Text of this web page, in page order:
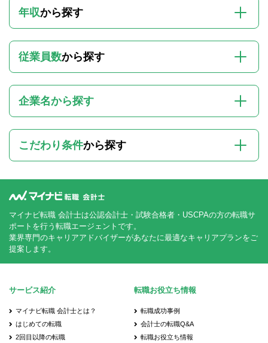
年収から探す
従業員数から探す
企業名から探す
こだわり条件から探す
マイナビ転職 会計士は公認会計士・試験合格者・USCPAの方の転職サ
ポートを行う転職エージェントです。
業界専門のキャリアアドバイザーがあなたに最適なキャリアプランをご
提案します。
サービス紹介
マイナビ転職 会計士とは？
はじめての転職
2回目以降の転職
転職お役立ち情報
転職成功事例
会計士の転職Q&A
転職お役立ち情報